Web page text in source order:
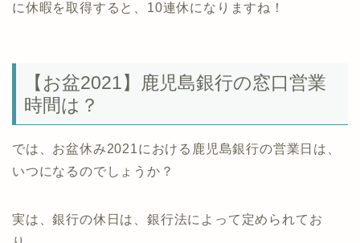
に休暇を取得すると、10連休になりますね！
【お盆2021】鹿児島銀行の窓口営業
時間は？
では、お盆休み2021における鹿児島銀行の営業日は、
いつになるのでしょうか？
実は、銀行の休日は、銀行法によって定められてお